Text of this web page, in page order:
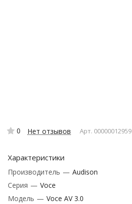
0 Нет отзывов Арт. 00000012959
Характеристики
Производитель — Audison
Серия — Voce
Модель — Voce AV 3.0